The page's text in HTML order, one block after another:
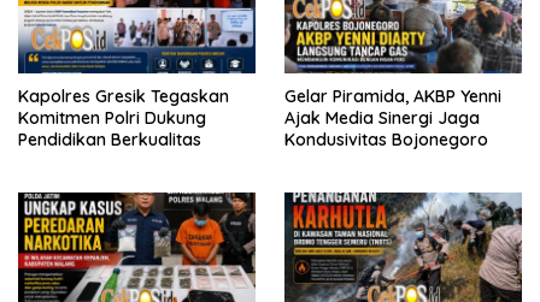
Kapolres Gresik Tegaskan
Komitmen Polri Dukung
Pendidikan Berkualitas
Gelar Piramida, AKBP Yenni
Ajak Media Sinergi Jaga
Kondusivitas Bojonegoro